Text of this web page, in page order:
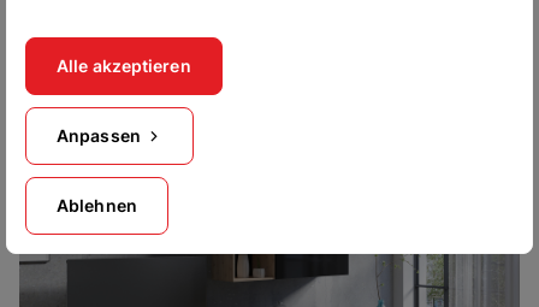
Ablehnen
Anpassen
Alle akzeptieren